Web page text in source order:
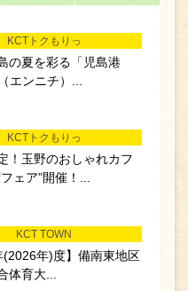
KCTトクもりっ
の夏を彩る「児島港
エンニチ）...
KCTトクもりっ
！玉野のおしゃれカフ
ェア”開催！...
KCT TOWN
(2026年)度】備南東地区
体育大...